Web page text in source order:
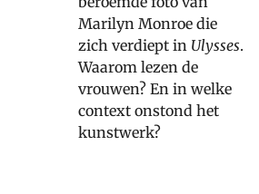
Marilyn Monroe die
zich verdiept in Ulysses.
Waarom lezen de
vrouwen? En in welke
context onstond het
kunstwerk?